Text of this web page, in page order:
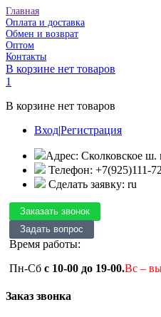
Главная
Оплата и доставка
Обмен и возврат
Оптом
Контакты
В корзине нет товаров
1
В корзине нет товаров
Вход|Регистрация
Адрес: Сколковское ш.
Телефон: +7(925)111-
Сделать заявку: ru
Время работы:
Пн-Сб с 10-00 до 19-00.Вс –
Заказ звонка